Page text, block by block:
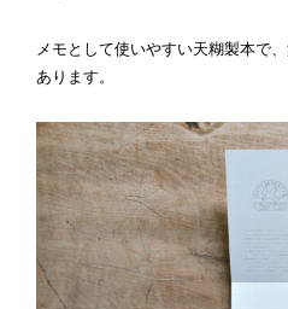
メモとして使いやすい天糊製本で
あります。